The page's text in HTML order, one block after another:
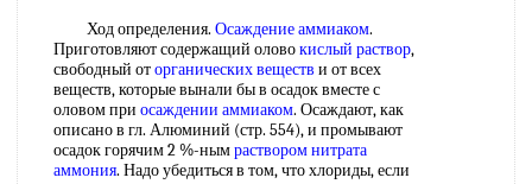
Ход определения. Осаждение аммиаком.
Приготовляют содержащий оловокислый раствор,
свободный оторганических веществ и от всех
веществ, которые вынали бы в осадок вместе с
оловом при осаждении аммиаком. Осаждают, как
описано в гл. Алюминий (стр. 554), и промывают
осадок горячим 2 %-нымраствором нитрата
аммония. Надо убедиться в том, что хлориды, если